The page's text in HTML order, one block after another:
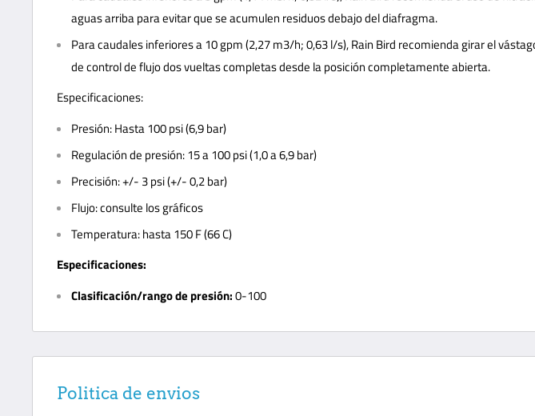
aguas arriba para evitar que se acumulen residuos debajo del diafragma.
Para caudales inferiores a 10 gpm (2,27 m3/h; 0,63 l/s), Rain Bird recomienda girar el
de control de flujo dos vueltas completas desde la posición completamente abierta.
Especificaciones:
Presión: Hasta 100 psi (6,9 bar)
Regulación de presión: 15 a 100 psi (1,0 a 6,9 bar)
Precisión: +/- 3 psi (+/- 0,2 bar)
Flujo: consulte los gráficos
Temperatura: hasta 150 F (66 C)
Especificaciones:
Clasificación/rango de presión:0-100
Politica de envios